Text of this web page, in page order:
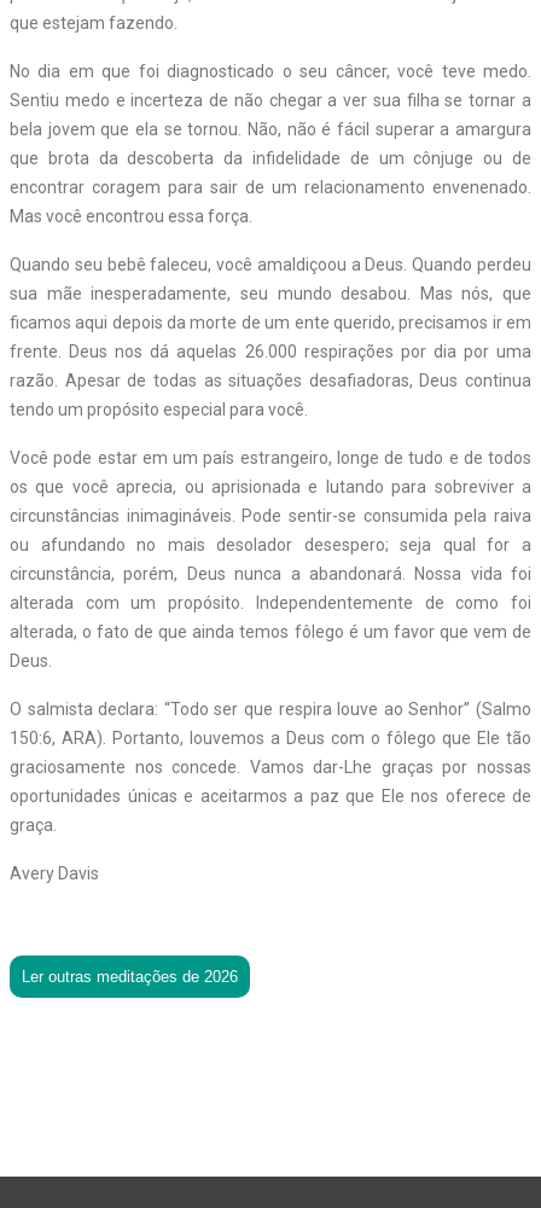
que estejam fazendo.
No dia em que foi diagnosticado o seu câncer, você teve medo.
Sentiu medo e incerteza de não chegar a ver sua filha se tornar a
bela jovem que ela se tornou. Não, não é fácil superar a amargura
que brota da descoberta da infidelidade de um cônjuge ou de
encontrar coragem para sair de um relacionamento envenenado.
Mas você encontrou essa força.
Quando seu bebê faleceu, você amaldiçoou a Deus. Quando perdeu
sua mãe inesperadamente, seu mundo desabou. Mas nós, que
ficamos aqui depois da morte de um ente querido, precisamos ir em
frente. Deus nos dá aquelas 26.000 respirações por dia por uma
razão. Apesar de todas as situações desafiadoras, Deus continua
tendo um propósito especial para você.
Você pode estar em um país estrangeiro, longe de tudo e de todos
os que você aprecia, ou aprisionada e lutando para sobreviver a
circunstâncias inimagináveis. Pode sentir-se consumida pela raiva
ou afundando no mais desolador desespero; seja qual for a
circunstância, porém, Deus nunca a abandonará. Nossa vida foi
alterada com um propósito. Independentemente de como foi
alterada, o fato de que ainda temos fôlego é um favor que vem de
Deus.
O salmista declara: “Todo ser que respira louve ao Senhor” (Salmo
150:6, ARA). Portanto, louvemos a Deus com o fôlego que Ele tão
graciosamente nos concede. Vamos dar-Lhe graças por nossas
oportunidades únicas e aceitarmos a paz que Ele nos oferece de
graça.
Avery Davis
Ler outras meditações de 2026